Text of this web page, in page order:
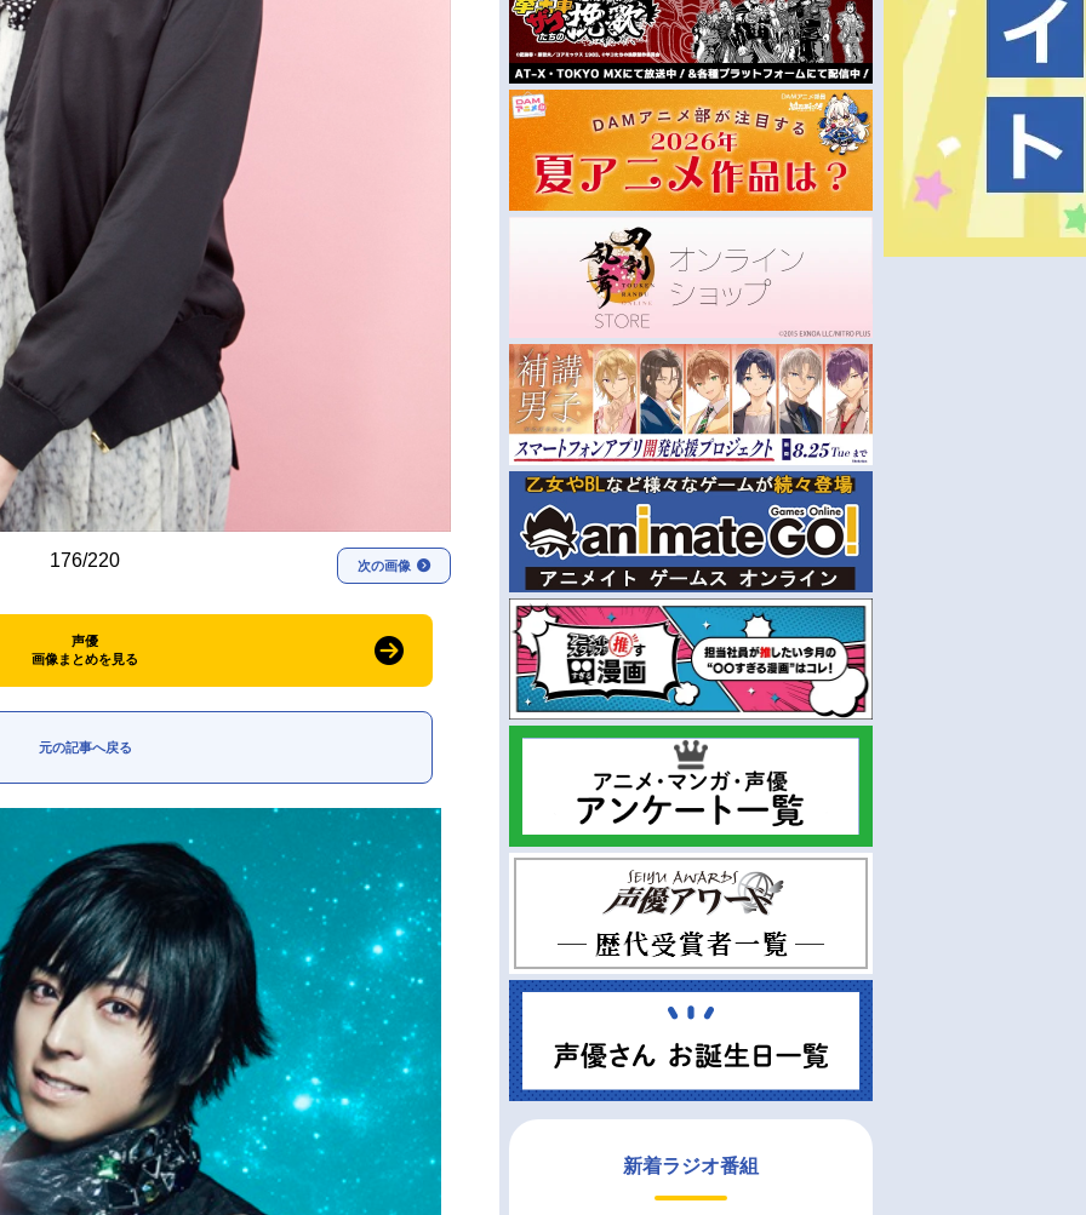
176/220 次の画像
声優
画像まとめを見る
元の記事へ戻る
新着ラジオ番組